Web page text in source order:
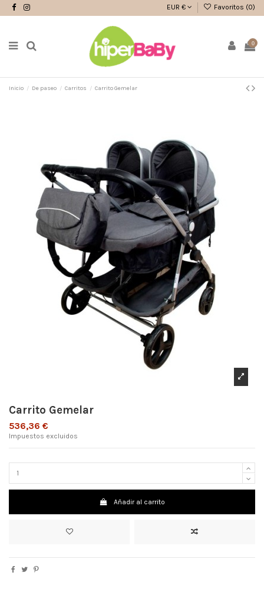
EUR € Favoritos (0)
0
Inicio De paseo Carritos Carrito Gemelar
Carrito Gemelar
536,36 €
Impuestos excluidos
Añadir al carrito